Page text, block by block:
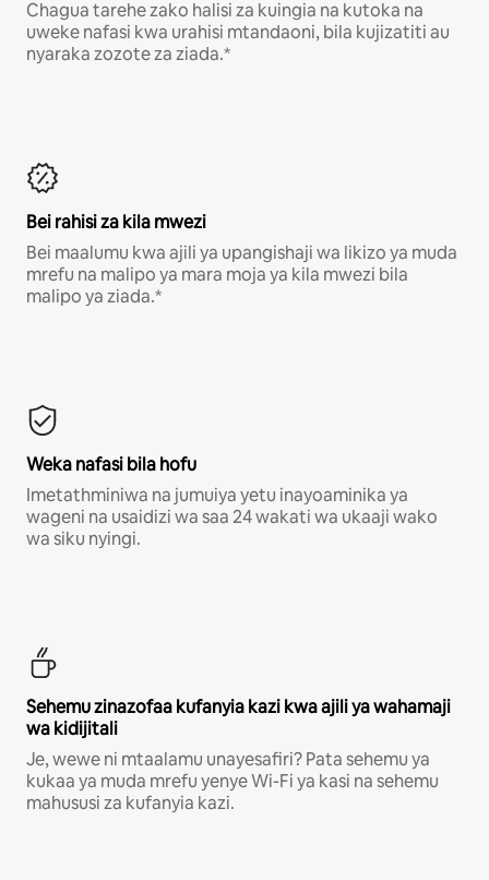
Chagua tarehe zako halisi za kuingia na kutoka na
uweke nafasi kwa urahisi mtandaoni, bila kujizatiti au
nyaraka zozote za ziada.*
Bei rahisi za kila mwezi
Bei maalumu kwa ajili ya upangishaji wa likizo ya muda
mrefu na malipo ya mara moja ya kila mwezi bila
malipo ya ziada.*
Weka nafasi bila hofu
Imetathminiwa na jumuiya yetu inayoaminika ya
wageni na usaidizi wa saa 24 wakati wa ukaaji wako
wa siku nyingi.
Sehemu zinazofaa kufanyia kazi kwa ajili ya wahamaji
wa kidijitali
Je, wewe ni mtaalamu unayesafiri? Pata sehemu ya
kukaa ya muda mrefu yenye Wi-Fi ya kasi na sehemu
mahususi za kufanyia kazi.